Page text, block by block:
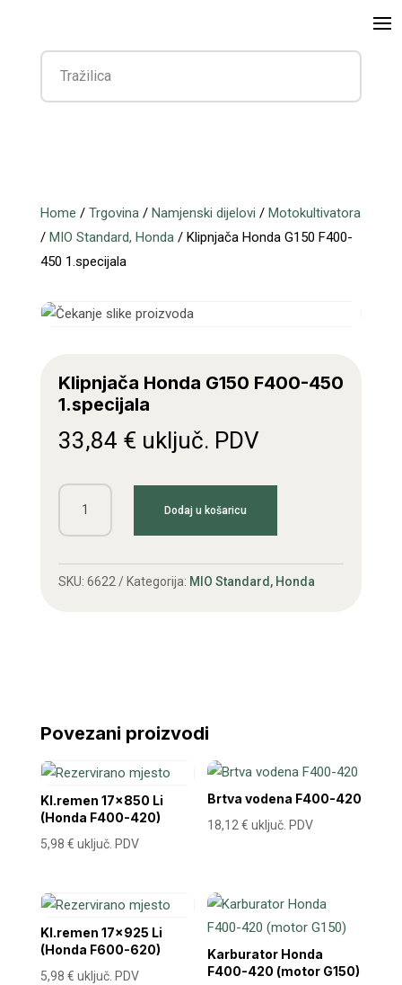
Home / Trgovina/ Namjenski dijelovi / Motokultivatora
/ MIO Standard, Honda/ Klipnjača Honda G150 F400-
450 1.specijala
Klipnjača Honda G150 F400-450
1.specijala
33,84 € uključ. PDV
Klipnjača
Honda
F400-
450
Dodaj u košaricu
SKU: 6622 Kategorija: MIO Standard, Honda
Povezani proizvodi
Kl.remen 17×850 Li
(Honda F400-420)
5,98 € uključ. PDV
Brtva vodena F400-420
18,12€ uključ. PDV
Kl.remen 17×925 Li
(Honda F600-620)
5,98 € uključ. PDV
Karburator Honda
F400-420 (motor G150)